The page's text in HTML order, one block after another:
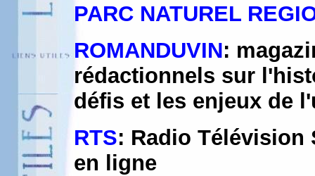
PARC NATUREL
ROMANDUVIN:
rédactionnels sur
défis et les enjeux de
RTS: Radio
en ligne